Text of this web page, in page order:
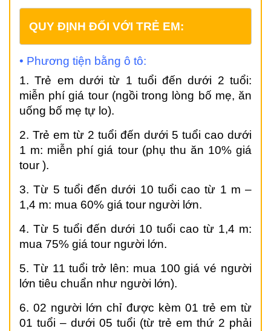
QUY ĐỊNH ĐỐI VỚI TRẺ EM:
• Phương tiện bằng ô tô:
1. Trẻ em dưới từ 1 tuổi đến dưới 2 tuổi:
miễn phí giá tour (ngồi trong lòng bố mẹ, ăn
uống bố mẹ tự lo).
2. Trẻ em từ 2 tuổi đến dưới 5 tuổi cao dưới
1 m: miễn phí giá tour (phụ thu ăn 10% giá
tour ).
3. Từ 5 tuổi đến dưới 10 tuổi cao từ 1 m –
1,4 m: mua 60% giá tour người lớn.
4. Từ 5 tuổi đến dưới 10 tuổi cao từ 1,4 m:
mua 75% giá tour người lớn.
5. Từ 11 tuổi trở lên: mua 100 giá vé người
lớn tiêu chuẩn như người lớn).
6. 02 người lớn chỉ được kèm 01 trẻ em từ
01 tuổi – dưới 05 tuổi (từ trẻ em thứ 2 phải